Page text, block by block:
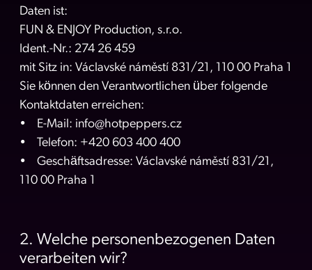
Daten ist:
FUN & ENJOY Production, s.r.o.
Ident.-Nr.: 274 26 459
mit Sitz in: Václavské náměstí 831/21, 110 00 Praha 1
Sie können den Verantwortlichen über folgende
Kontaktdaten erreichen:
• E-Mail: info@hotpeppers.cz
• Telefon: +420 603 400 400
• Geschäftsadresse: Václavské náměstí 831/21,
110 00 Praha 1
2. Welche personenbezogenen Daten
verarbeiten wir?